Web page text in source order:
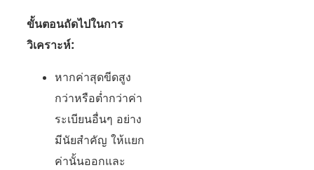
ขั้นตอนถัดไปในการ
วิเคราะห์:
หากค่าสุดขีดสูง
กว่าหรือต่ำกว่าค่า
ระเบียนอื่นๆ อย่าง
มีนัยสำคัญ ให้แยก
ค่านั้นออกและ